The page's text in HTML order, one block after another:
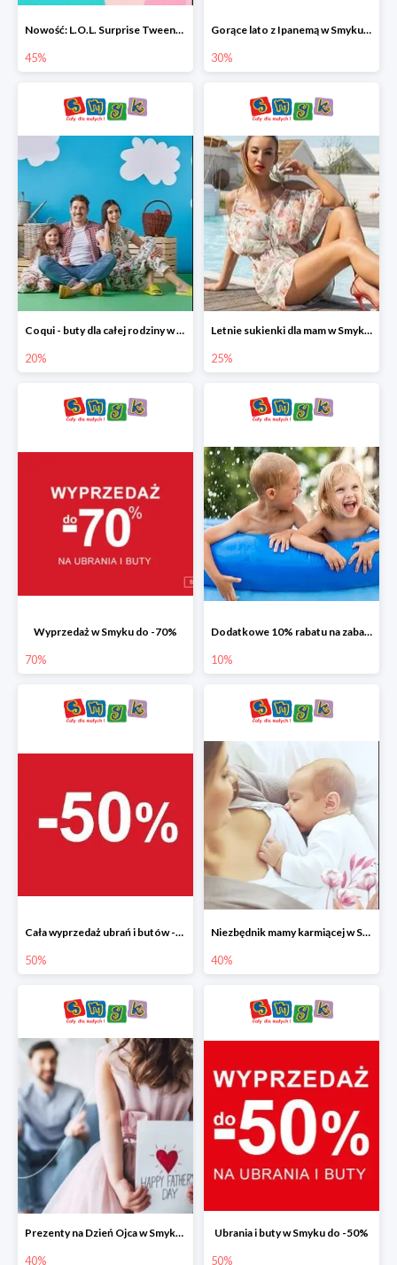
Nowość: L.O.L. Surprise Tweens Doll w Smyku do -45%
45%
Gorące lato z Ipanemą w Smyku do -30%
30%
Coqui - buty dla całej rodziny w Smyku do -20%
20%
Letnie sukienki dla mam w Smyku do -25%
25%
Wyprzedaż w Smyku do -70%
70%
Dodatkowe 10% rabatu na zabawki ogrodowe i baseny
10%
Cała wyprzedaż ubrań i butów -50%
50%
Niezbędnik mamy karmiącej w Smyku do -40%
40%
Prezenty na Dzień Ojca w Smyku do -40%
40%
Ubrania i buty w Smyku do -50%
50%